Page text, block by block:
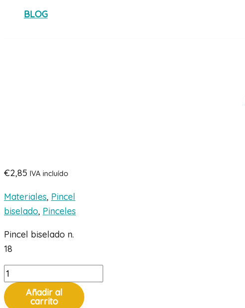
BLOG
€2,85 IVA incluído
Materiales, Pincel
biselado, Pinceles
Pincel biselado n.
18
Pincel
biselado
n.
Añadir al
carrito